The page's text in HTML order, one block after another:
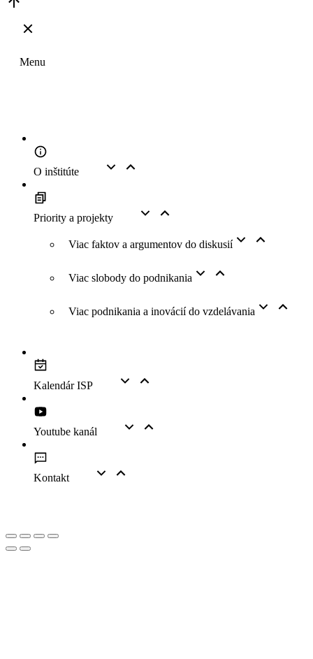
Top
Menu
O inštitúte
Priority a projekty
Viac faktov a argumentov do diskusií
Viac slobody do podnikania
Viac podnikania a inovácií do vzdelávania
Kalendár ISP
Youtube kanál
Kontakt